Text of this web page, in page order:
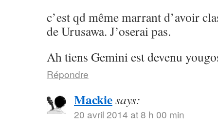
c’est qd même marrant d’avoir
de Urusawa. J’oserai pas.
Ah tiens Gemini est devenu
Répondre
Mackiesays:
20 avril 2014 at 8 h 00 min